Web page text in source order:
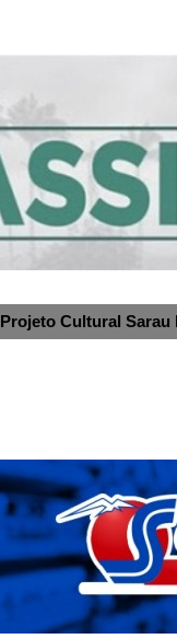
Projeto Cultural